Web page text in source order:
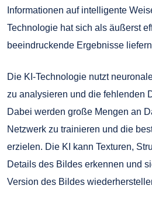
Informationen auf intelligente
Technologie hat sich als äußerst
beeindruckende Ergebnisse
Die KI-Technologie nutzt
zu analysieren und die fehlenden
Dabei werden große Mengen an
Netzwerk zu trainieren und die
erzielen. Die KI kann Texturen,
Details des Bildes erkennen und
Version des Bildes